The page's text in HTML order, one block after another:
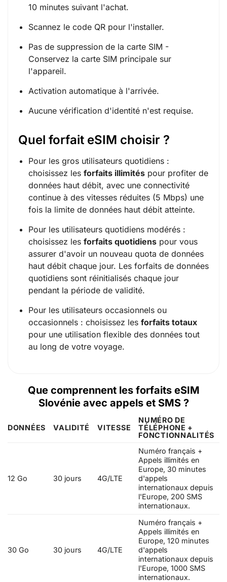
10 minutes suivant l'achat.
Scannez le code QR pour l'installer.
Pas de suppression de la carte SIM -
Conservez la carte SIM principale sur
l'appareil.
Activation automatique à l'arrivée.
Aucune vérification d'identité n'est requise.
Quel forfait eSIM choisir ?
Pour les gros utilisateurs quotidiens :
choisissez les forfaits illimités pour profiter de
données haut débit, avec une connectivité
continue à des vitesses réduites (5 Mbps) une
fois la limite de données haut débit atteinte.
Pour les utilisateurs quotidiens modérés :
choisissez les forfaits quotidiens pour vous
assurer d'avoir un nouveau quota de données
haut débit chaque jour. Les forfaits de données
quotidiens sont réinitialisés chaque jour
pendant la période de validité.
Pour les utilisateurs occasionnels ou
occasionnels : choisissez les forfaits totaux
pour une utilisation flexible des données tout
au long de votre voyage.
Que comprennent les forfaits eSIM
Slovénie avec appels et SMS ?
DONNÉES VALIDITÉ VITESSE
NUMÉRO DE
TÉLÉPHONE +
FONCTIONNALITÉS
12 Go 30 jours 4G/LTE
Numéro français +
Appels illimités en
Europe, 30 minutes
d'appels
internationaux depuis
l'Europe, 200 SMS
internationaux.
30 Go 30 jours 4G/LTE
Numéro français +
Appels illimités en
Europe, 120 minutes
d'appels
internationaux depuis
l'Europe, 1000 SMS
internationaux.